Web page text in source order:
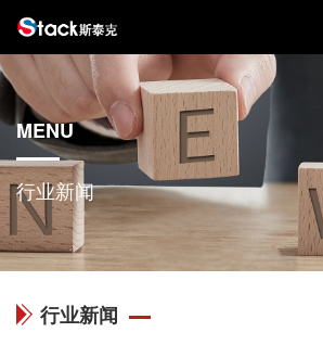
MENU
行业新闻
行业新闻